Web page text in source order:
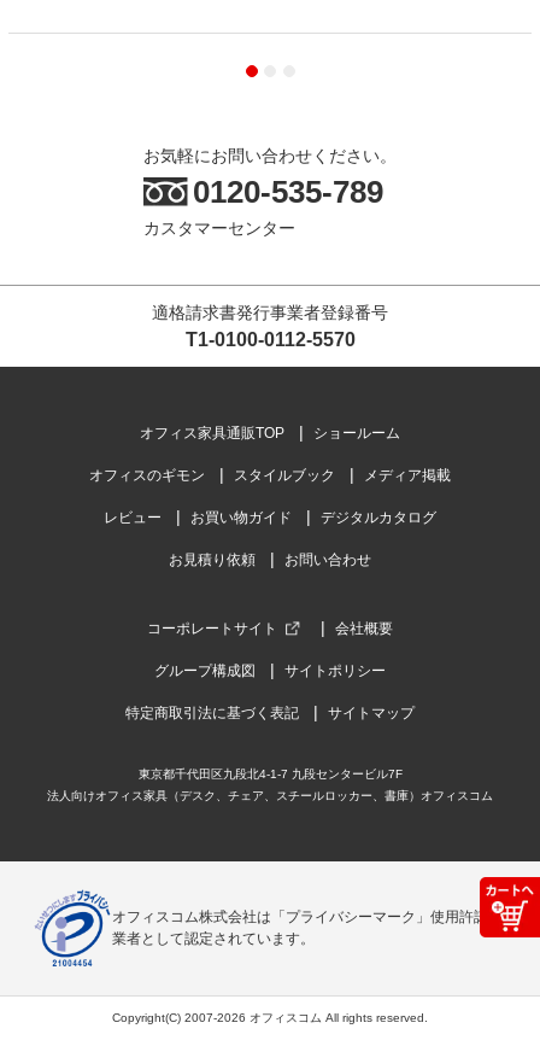
お気軽にお問い合わせください。
0120-535-789
カスタマーセンター
適格請求書発行事業者登録番号
T1-0100-0112-5570
オフィス家具通販TOP ショールーム
オフィスのギモン スタイルブック メディア掲載
レビュー お買い物ガイド デジタルカタログ
お見積り依頼 お問い合わせ
コーポレートサイト 会社概要
グループ構成図 サイトポリシー
特定商取引法に基づく表記 サイトマップ
東京都千代田区九段北4-1-7 九段センタービル7F
法人向けオフィス家具（デスク、チェア、スチールロッカー、書庫）オフィスコム
オフィスコム株式会社は「プライバシーマーク」使用許諾事
業者として認定されています。
Copyright(C) 2007-2026 オフィスコム All rights reserved.